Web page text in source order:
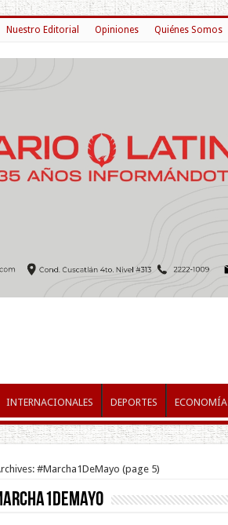
Nuestro Editorial Opiniones Quiénes Somos
INTERNACIONALES DEPORTES ECONOMÍA
#Marcha1DeMayo (page 5)